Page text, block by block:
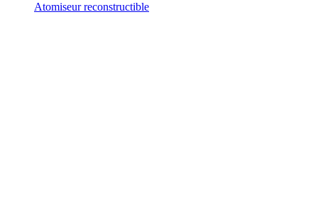
Atomiseur reconstructible